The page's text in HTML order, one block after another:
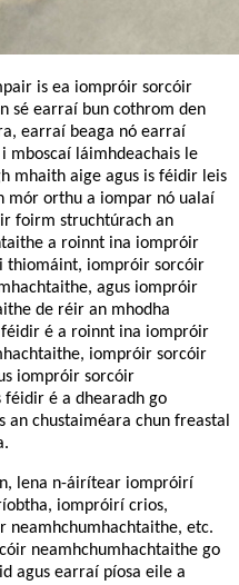
is ea iompróir sorcóir
sé earraí bun cothrom den
earraí beaga nó earraí
mboscaí láimhdeachais le
mhaith aige agus is féidir leis
mór orthu a iompar nó ualaí
foirm struchtúrach an
a roinnt ina iompróir
thiomáint, iompróir sorcóir
agus iompróir
de réir an mhodha
é a roinnt ina iompróir
iompróir sorcóir
iompróir sorcóir
féidir é a dhearadh go
chustaiméara chun freastal
lena n-áirítear iompróirí
iompróirí crios,
etc.
neamhchumhachtaithe go
agus earraí píosa eile a